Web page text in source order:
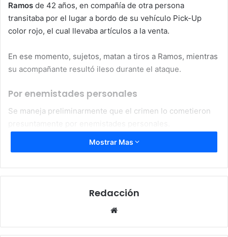
Ramos de 42 años, en compañía de otra persona
transitaba por el lugar a bordo de su vehículo Pick-Up
color rojo, el cual llevaba artículos a la venta.
En ese momento, sujetos, matan a tiros a Ramos, mientras
su acompañante resultó ileso durante el ataque.
Por enemistades personales
Se maneja preliminarmente que el crimen lo cometieron
Las autoridades descartaron el robo como principal causa
Vecinos del sector no salían del asombro y se mostraron
Mostrar Mas
Redacción